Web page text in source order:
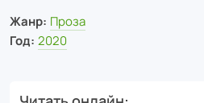
Жанр: Проза
Год: 2020